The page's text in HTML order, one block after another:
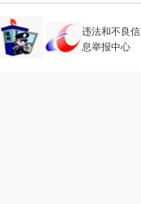
违法和不良信
息举报中心